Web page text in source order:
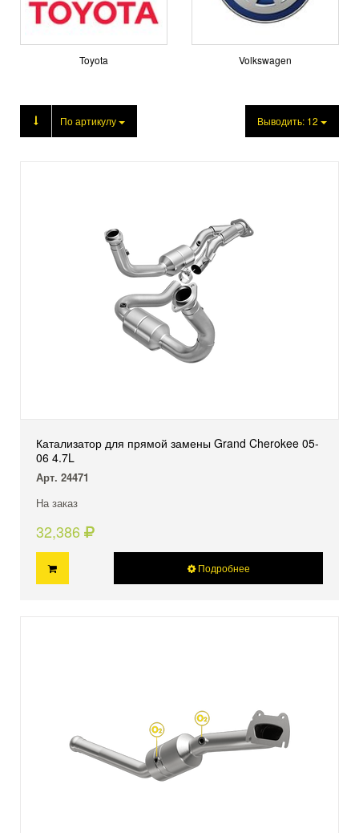
Toyota Volkswagen
Продукция
По артикулу Выводить: 12
Катализатор для прямой замены Grand Cherokee 05-
06 4.7L
Арт. 24471
На заказ
32,386
Подробнее